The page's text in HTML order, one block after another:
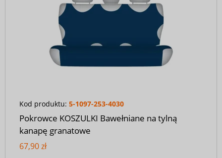
Kod produktu: 5-1097-253-4030
Pokrowce KOSZULKI Bawełniane na tylną
kanapę granatowe
67,90 zł